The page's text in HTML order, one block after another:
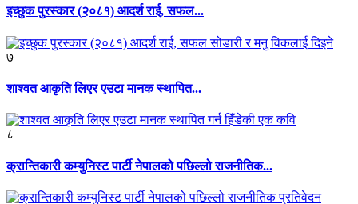
इच्छुक पुरस्कार (२०८१) आदर्श राई, सफल...
७
शाश्वत आकृति लिएर एउटा मानक स्थापित...
८
क्रान्तिकारी कम्युनिस्ट पार्टी नेपालको पछिल्लो राजनीतिक...